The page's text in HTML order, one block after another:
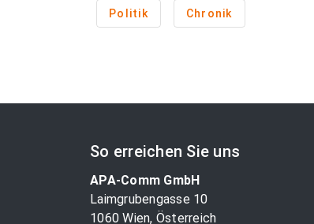
Politik Chronik
So erreichen Sie uns
APA-Comm GmbH
Laimgrubengasse 10
1060 Wien, Österreich